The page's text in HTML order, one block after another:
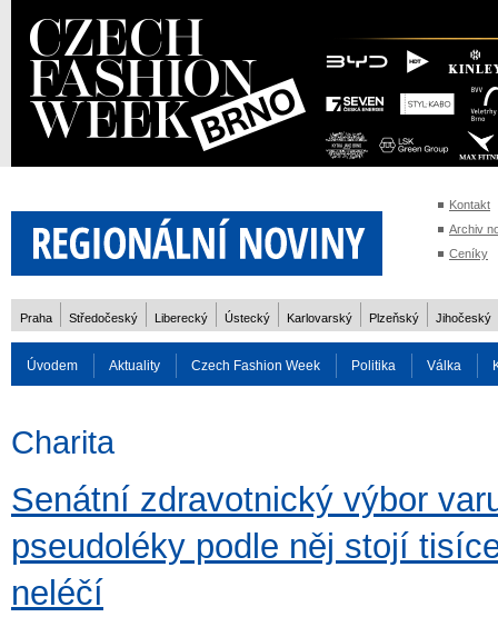
Kontakt
Archiv
Ceníky
Praha Středočeský Liberecký Ústecký Karlovarský Plzeňský Jihočeský
Úvodem Aktuality Czech Fashion Week Politika Válka
Rozhovory
Charita
Senátní zdravotnický výbor
pseudoléky podle něj stojí
neléčí